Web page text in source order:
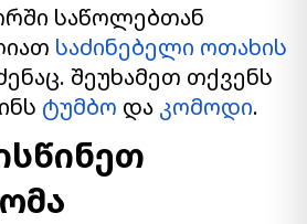
საწოლებთან
საძინებელი ოთახის
შეუხამეთ თქვენს
ტუმბო და კომოდი.